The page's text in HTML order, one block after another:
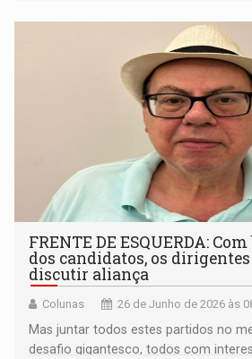
FRENTE DE ESQUERDA:
dos candidatos, os
discutir aliança
Colunas 26 de Junho de 2026 às
Mas juntar todos estes partidos no
desafio gigantesco, todos com